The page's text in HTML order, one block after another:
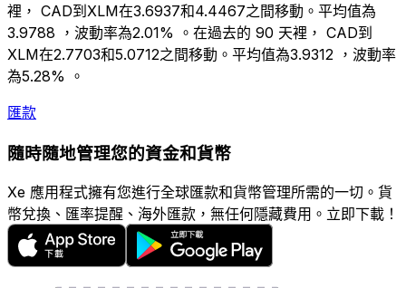
裡， CAD到XLM在3.6937和4.4467之間移動。平均值為
3.9788 ，波動率為2.01% 。在過去的 90 天裡， CAD到
XLM在2.7703和5.0712之間移動。平均值為3.9312 ，波動率
為5.28% 。
匯款
隨時隨地管理您的資金和貨幣
Xe 應用程式擁有您進行全球匯款和貨幣管理所需的一切。貨
幣兌換、匯率提醒、海外匯款，無任何隱藏費用。立即下載！